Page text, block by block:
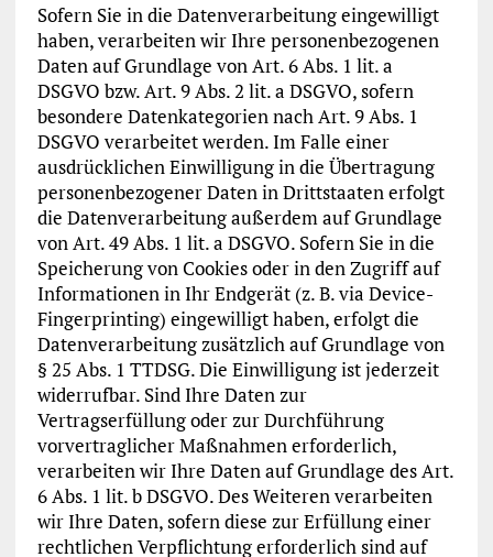
Sofern Sie in die Datenverarbeitung eingewilligt
haben, verarbeiten wir Ihre personenbezogenen
Daten auf Grundlage von Art. 6 Abs. 1 lit. a
DSGVO bzw. Art. 9 Abs. 2 lit. a DSGVO, sofern
besondere Datenkategorien nach Art. 9 Abs. 1
DSGVO verarbeitet werden. Im Falle einer
ausdrücklichen Einwilligung in die Übertragung
personenbezogener Daten in Drittstaaten erfolgt
die Datenverarbeitung außerdem auf Grundlage
von Art. 49 Abs. 1 lit. a DSGVO. Sofern Sie in die
Speicherung von Cookies oder in den Zugriff auf
Informationen in Ihr Endgerät (z. B. via Device-
Fingerprinting) eingewilligt haben, erfolgt die
Datenverarbeitung zusätzlich auf Grundlage von
§ 25 Abs. 1 TTDSG. Die Einwilligung ist jederzeit
widerrufbar. Sind Ihre Daten zur
Vertragserfüllung oder zur Durchführung
vorvertraglicher Maßnahmen erforderlich,
verarbeiten wir Ihre Daten auf Grundlage des Art.
6 Abs. 1 lit. b DSGVO. Des Weiteren verarbeiten
wir Ihre Daten, sofern diese zur Erfüllung einer
rechtlichen Verpflichtung erforderlich sind auf